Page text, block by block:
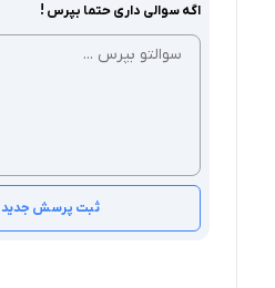
اگه سوالی داری حتما بپرس !
ثبت پرسش جدید